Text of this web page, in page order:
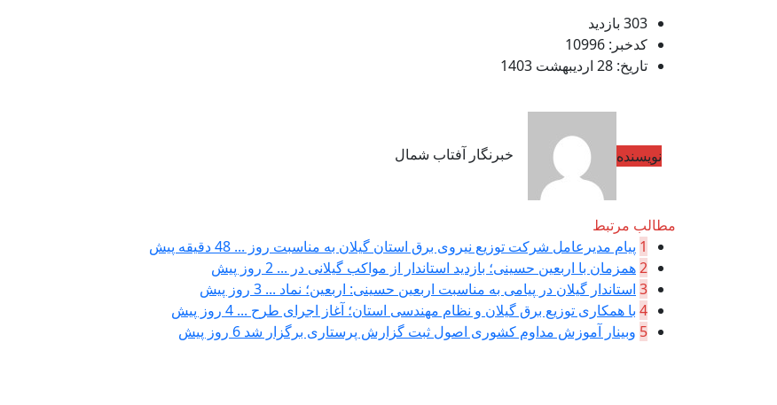
303 بازدید
کدخبر: 10996
تاریخ: 28 اردیبهشت 1403
نویسنده خبرنگار آفتاب شمال
مطالب مرتبط
1 پیام مدیرعامل شركت توزیع نیروی برق استان گیلان به مناسبت روز ... 48 دقیقه پیش
2همزمان با اربعین حسینی؛ بازدید استاندار از مواکب گیلانی در ... 2 روز پیش
3 استاندار گیلان در پیامی به مناسبت اربعین حسینی: اربعین؛ نماد ... 3 روز پیش
4 با همکاری توزیع برق گیلان و نظام مهندسی استان؛ آغاز اجرای طرح ... 4 روز پیش
5 وبینار آموزش مداوم کشوری اصول ثبت گزارش پرستاری برگزار شد 6 روز پیش